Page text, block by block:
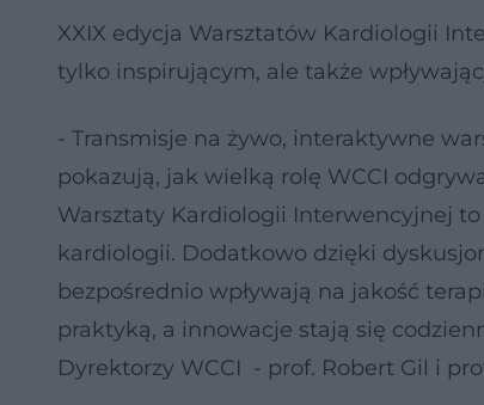
XXIX edycja Warsztatów Kardiologii
tylko inspirującym, ale także
- Transmisje na żywo, interaktywne
pokazują, jak wielką rolę WCCI
Warsztaty Kardiologii Interwencyjnej
kardiologii. Dodatkowo dzięki
bezpośrednio wpływają na jakość
praktyką, a innowacje stają się
Dyrektorzy WCCI - prof. Robert Gil i